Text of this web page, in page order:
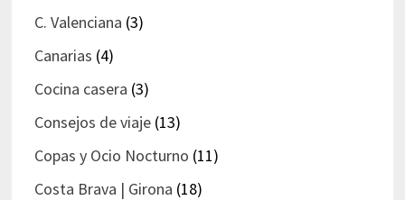
C. Valenciana (3)
Canarias (4)
Cocina casera (3)
Consejos de viaje(13)
Copas y Ocio Nocturno (11)
Costa Brava | Girona (18)